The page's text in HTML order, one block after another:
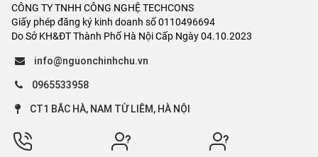
CÔNG TY TNHH CÔNG NGHỆ TECHCONS
Giấy phép đăng ký kinh doanh số 0110496694
Do Sở KH&ĐT Thành Phố Hà Nội Cấp Ngày 04.10.2023
info@nguonchinhchu.vn
0965533958
CT1 BẮC HÀ, NAM TỪ LIÊM, HÀ NỘI